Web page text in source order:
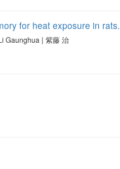
for heat exposure in rats.
Gaunghua | 紫藤 治